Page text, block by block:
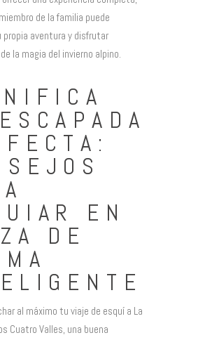
de la familia puede
propia aventura y disfrutar
la magia del invierno alpino.
EN
DE
al máximo tu viaje de esquí a La
Cuatro Valles, una buena